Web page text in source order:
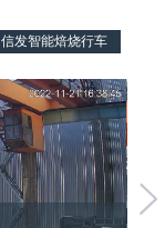
信发智能焙烧行车
堆